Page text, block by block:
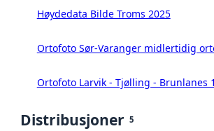
Høydedata Bilde Troms 2025
Ortofoto Sør-Varanger midlertidig
Ortofoto Larvik - Tjølling - Brunlanes
Distribusjoner 5